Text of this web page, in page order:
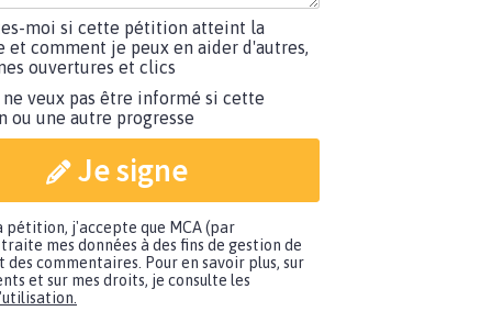
moi si cette pétition atteint la
et comment je peux en aider d'autres,
ouvertures et clics
ne veux pas être informé si cette
ou une autre progresse
Je signe
pétition, j'accepte que MCA (par
mes données à des fins de gestion de
des commentaires. Pour en savoir plus, sur
et sur mes droits, je consulte les